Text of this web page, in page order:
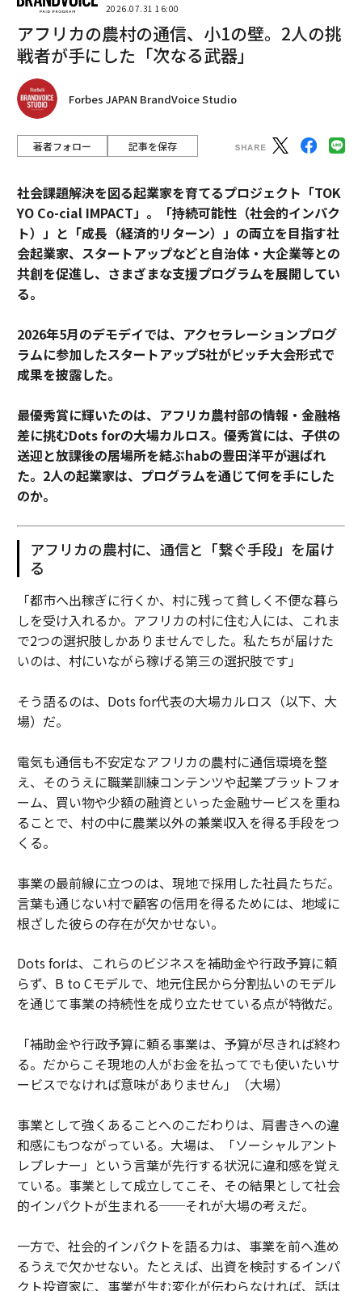
2026.07.31 16:00
アフリカの農村の通信、小1の壁。2人の挑
戦者が手にした「次なる武器」
Forbes JAPAN BrandVoice Studio
著者フォロー 記事を保存
社会課題解決を図る起業家を育てるプロジェクト「TOK
YO Co-cial IMPACT」。
「持続可能性（社会的インパク
ト）」と「成長（経済的リターン）」の両立を目指す社
会起業家、スタートアップなどと自治体・大企業等との
共創を促進し、さまざまな支援プログラムを展開してい
る。
2026年5月のデモデイでは、アクセラレーションプログ
ラムに参加したスタートアップ5社がピッチ大会形式で
成果を披露した。
最優秀賞に輝いたのは、アフリカ農村部の情報・金融格
差に挑むDots forの大場カルロス。優秀賞には、子供の
送迎と放課後の居場所を結ぶhabの豊田洋平が選ばれ
た。2人の起業家は、プログラムを通じて何を手にした
のか。
アフリカの農村に、通信と「繋ぐ手段」を届け
る
「都市へ出稼ぎに行くか、村に残って貧しく不便な暮ら
しを受け入れるか。アフリカの村に住む人には、これま
で2つの選択肢しかありませんでした。私たちが届けた
いのは、村にいながら稼げる第三の選択肢です」
そう語るのは、Dots for代表の大場カルロス（以下、大
場）だ。
電気も通信も不安定なアフリカの農村に通信環境を整
え、そのうえに職業訓練コンテンツや起業プラットフォ
ーム、買い物や少額の融資といった金融サービスを重ね
ることで、村の中に農業以外の兼業収入を得る手段をつ
くる。
事業の最前線に立つのは、現地で採用した社員たちだ。
言葉も通じない村で顧客の信用を得るためには、地域に
根ざした彼らの存在が欠かせない。
Dots forは、これらのビジネスを補助金や行政予算に頼
らず、B to Cモデルで、地元住民から分割払いのモデル
を通じて事業の持続性を成り立たせている点が特徴だ。
「補助金や行政予算に頼る事業は、予算が尽きれば終わ
る。だからこそ現地の人がお金を払ってでも使いたいサ
ービスでなければ意味がありません」（大場）
事業として強くあることへのこだわりは、肩書きへの違
和感にもつながっている。大場は、「ソーシャルアント
レプレナー」という言葉が先行する状況に違和感を覚え
ている。事業として成立してこそ、その結果として社会
的インパクトが生まれる──それが大場の考えだ。
一方で、社会的インパクトを語る力は、事業を前へ進め
るうえで欠かせない。たとえば、出資を検討するインパ
クト投資家に、事業が生む変化が伝わらなければ、話は